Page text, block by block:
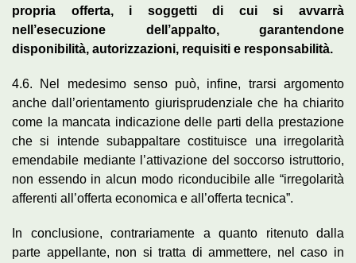
propria offerta, i soggetti di cui si avvarrà
nell’esecuzione dell’appalto, garantendone
disponibilità, autorizzazioni, requisiti e responsabilità.
4.6. Nel medesimo senso può, infine, trarsi argomento
anche dall’orientamento giurisprudenziale che ha chiarito
come la mancata indicazione delle parti della prestazione
che si intende subappaltare costituisce una irregolarità
emendabile mediante l’attivazione del soccorso istruttorio,
non essendo in alcun modo riconducibile alle “irregolarità
afferenti all’offerta economica e all’offerta tecnica”.
In conclusione, contrariamente a quanto ritenuto dalla
parte appellante, non si tratta di ammettere, nel caso in